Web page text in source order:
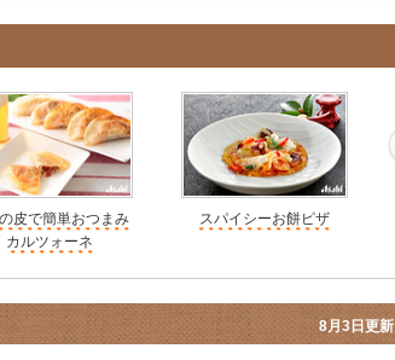
皮で簡単おつまみ
カルツォーネ
スパイシーお餅ピザ
8月3日更新